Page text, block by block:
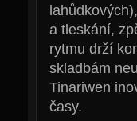
a tleskání,
rytmu drží
skladbám
Tinariwen
časy.